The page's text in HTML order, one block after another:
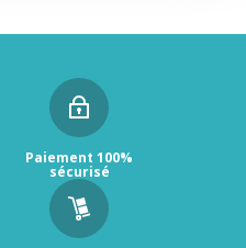
Paiement 100%
sécurisé